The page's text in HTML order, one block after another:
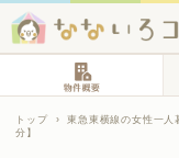
トップ › 東急東横線の女性一人
分】